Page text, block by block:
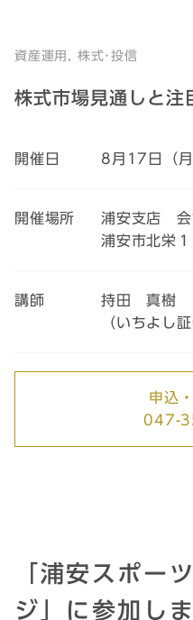
資産運用, 株式･投信
株式市場見通しと注
開催日 8月17日（
開催場所
浦安支店 会
浦安市北栄
講師
持田 真樹
（いちよし
申込
047-
「浦安スポー
ジ」に参加しま